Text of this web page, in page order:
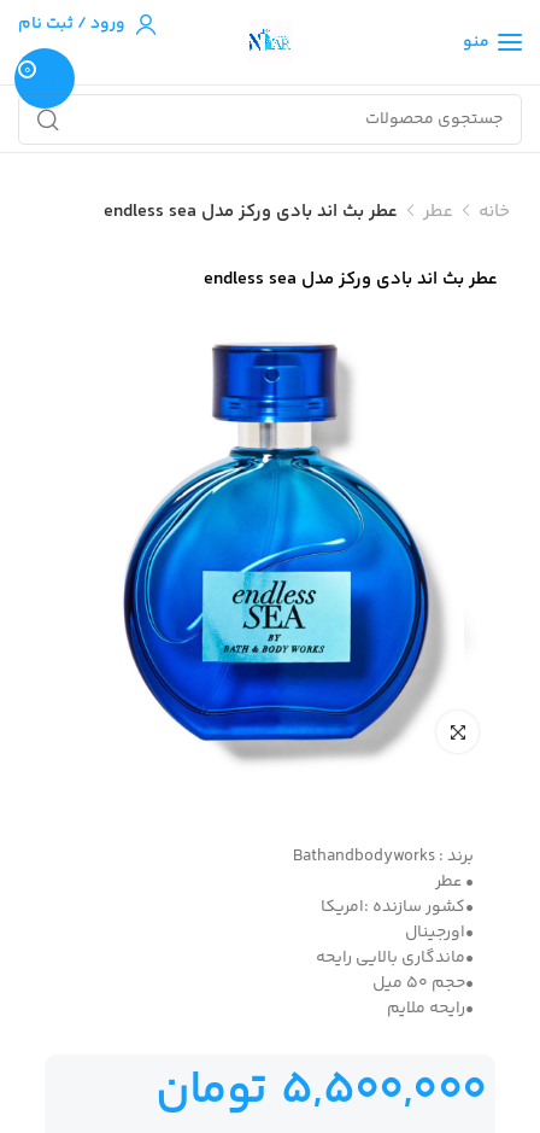
منو
ورود / ثبت نام
0
خانه عطر عطر بث اند بادی ورکز مدل endless sea
عطر بث اند بادی ورکز مدل endless sea
برند : Bathandbodyworks
• عطر
•کشور سازنده :امریکا
•اورجینال
•ماندگاری بالایی رایحه
•حجم 50 میل
•رایحه ملایم
5,500,000 تومان